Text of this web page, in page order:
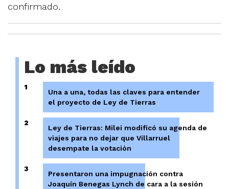
confirmado.
Lo más leído
1
Una a una, todas las claves para entender
el proyecto de Ley de Tierras
2
Ley de Tierras: Milei modificó su agenda de
viajes para no dejar que Villarruel
desempate la votación
3
Presentaron una impugnación contra
Joaquín Benegas Lynch de cara a la sesión